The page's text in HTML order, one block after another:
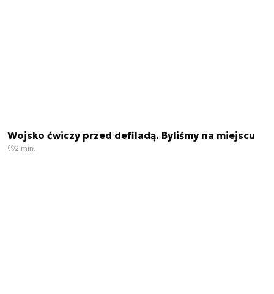
Wojsko ćwiczy przed defiladą. Byliśmy na miejscu
2 min.